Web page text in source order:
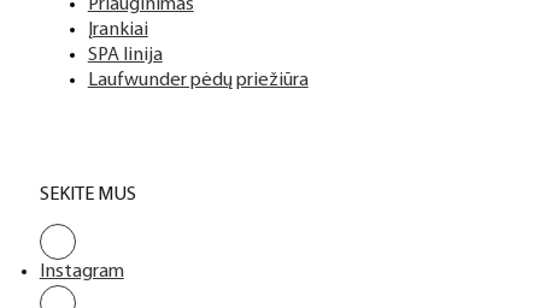
Priauginimas
Įrankiai
SPA linija
Laufwunder pėdų priežiūra
SEKITE MUS
Instagram